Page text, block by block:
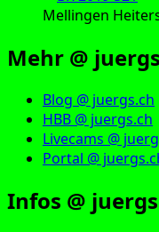
Mellingen
Mehr @
Blog @ juergs.ch
HBB @ juergs.ch
Livecams @
Portal @
Infos @